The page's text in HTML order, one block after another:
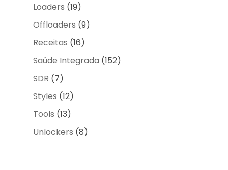
Loaders (19)
Offloaders (9)
Receitas (16)
Saúde Integrada (152)
SDR (7)
Styles (12)
Tools (13)
Unlockers (8)